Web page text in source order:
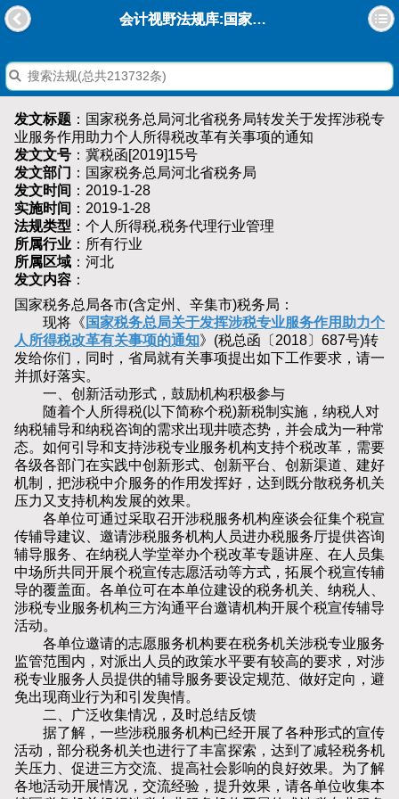
会计视野法规库:国家税务总局河北省税务局转发关于发挥涉税专业服务作用助力个人所得税改革有关事项的通知
发文标题 ：国家税务总局河北省税务局转发关于发挥涉税专
业服务作用助力个人所得税改革有关事项的通知
发文文号 ：冀税函[2019]15号
发文部门 ：国家税务总局河北省税务局
发文时间 ：2019-1-28
实施时间 ：2019-1-28
法规类型 ：个人所得税,税务代理行业管理
所属行业 ：所有行业
所属区域 ：河北
发文内容 ：
国家税务总局各市(含定州、辛集市)税务局：
现将《 国家税务总局关于发挥涉税专业服务作用助力个
人所得税改革有关事项的通知》(税总函〔2018〕687号)转
发给你们，同时，省局就有关事项提出如下工作要求，请一
并抓好落实。
一、创新活动形式，鼓励机构积极参与
随着个人所得税(以下简称个税)新税制实施，纳税人对
纳税辅导和纳税咨询的需求出现井喷态势，并会成为一种常
态。如何引导和支持涉税专业服务机构支持个税改革，需要
各级各部门在实践中创新形式、创新平台、创新渠道、建好
机制，把涉税中介服务的作用发挥好，达到既分散税务机关
压力又支持机构发展的效果。
各单位可通过采取召开涉税服务机构座谈会征集个税宣
传辅导建议、邀请涉税服务机构人员进办税服务厅提供咨询
辅导服务、在纳税人学堂举办个税改革专题讲座、在人员集
中场所共同开展个税宣传志愿活动等方式，拓展个税宣传辅
导的覆盖面。各单位可在本单位建设的税务机关、纳税人、
涉税专业服务机构三方沟通平台邀请机构开展个税宣传辅导
活动。
各单位邀请的志愿服务机构要在税务机关涉税专业服务
监管范围内，对派出人员的政策水平要有较高的要求，对涉
税专业服务人员提供的辅导服务要设定规范、做好定向，避
免出现商业行为和引发舆情。
二、广泛收集情况，及时总结反馈
据了解，一些涉税服务机构已经开展了各种形式的宣传
活动，部分税务机关也进行了丰富探索，达到了减轻税务机
关压力、促进三方交流、提高社会影响的良好效果。为了解
各地活动开展情况，交流经验，提升效果，请各单位收集本